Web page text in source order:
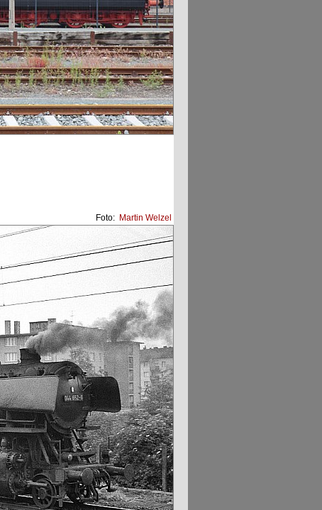
Foto: Martin Welzel